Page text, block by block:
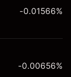
-0.01566%
-0.00656%